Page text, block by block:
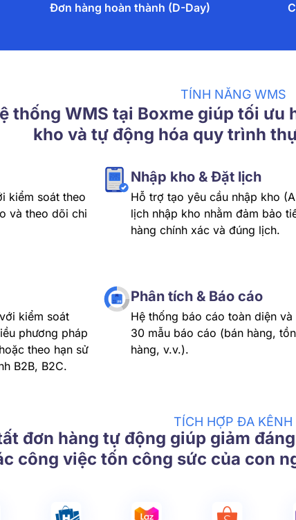
Đơn hàng hoàn thành (D-Day)
TÍNH NĂNG WMS
thống WMS tại Boxme giúp tối
kho và tự động hóa quy trình
kiểm soát theo
và theo dõi chi
Nhập kho & Đặt lịch
Hỗ trợ tạo yêu cầu nhập kho
lịch nhập kho nhằm đảm bảo
hàng chính xác và đúng lịch.
kiểm soát
phương pháp
theo hạn sử
B2B, B2C.
Phân tích & Báo cáo
Hệ thống báo cáo toàn diện và
30 mẫu báo cáo (bán hàng,
hàng, v.v.).
TÍCH HỢP ĐA KÊNH
đơn hàng tự động giúp giảm
công việc tốn công sức của con